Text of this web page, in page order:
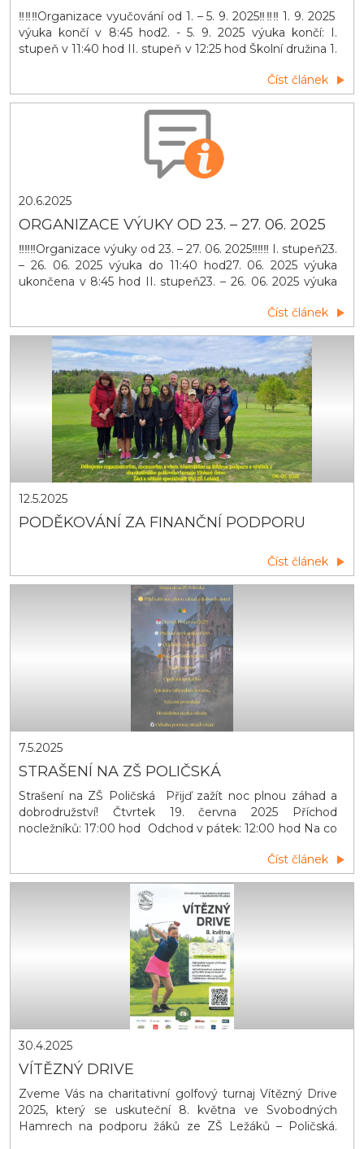
‼️‼️‼️Organizace vyučování od 1. – 5. 9. 2025‼️‼️‼️ 1. 9. 2025
výuka končí v 8:45 hod2. - 5. 9. 2025 výuka končí: I.
stupeň v 11:40 hod II. stupeň v 12:25 hod Školní družina 1.
Číst článek
20.6.2025
ORGANIZACE VÝUKY OD 23. – 27. 06. 2025
‼️‼️‼️Organizace výuky od 23. – 27. 06. 2025‼️‼️‼️ I. stupeň23.
– 26. 06. 2025 výuka do 11:40 hod27. 06. 2025 výuka
ukončena v 8:45 hod II. stupeň23. – 26. 06. 2025 výuka
Školní družina27. 06. 2025 provoz ukončen v 12:00 hod
Číst článek
12.5.2025
PODĚKOVÁNÍ ZA FINANČNÍ PODPORU
Číst článek
7.5.2025
STRAŠENÍ NA ZŠ POLIČSKÁ
Strašení na ZŠ Poličská Přijď zažít noc plnou záhad a
dobrodružství! Čtvrtek 19. června 2025 Příchod
nocležníků: 17:00 hod Odchod v pátek: 12:00 hod Na co
Zpívání u táboráků s kytarou Večerní promítání Stezka
odvahy ODVAHA POVINNÁ, STRACH VÍTANÝ!
Číst článek
30.4.2025
VÍTĚZNÝ DRIVE
Zveme Vás na charitativní golfový turnaj Vítězný Drive
2025, který se uskuteční 8. května ve Svobodných
Hamrech na podporu žáků ze ZŠ Ležáků – Poličská.